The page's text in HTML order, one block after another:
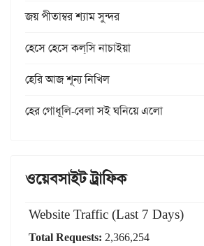
জয় পীতাম্বর শ্যাম সুন্দর
হেসে হেসে কল্‌সি নাচাইয়া
হেরি আজ শূন্য নিখিল
হের গোধূলি-বেলা সই ঘনিয়ে এলো
ওয়েবসাইট ট্রাফিক
Website Traffic (Last 7 Days)
Total Requests: 2,366,254